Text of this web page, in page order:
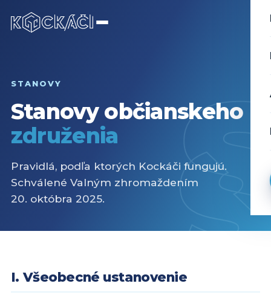
STANOVY
Stanovy občianskeho
združenia
Pravidlá, podľa ktorých Kockáči fungujú.
Schválené Valným zhromaždením
20. októbra 2025.
I. Všeobecné ustanovenie